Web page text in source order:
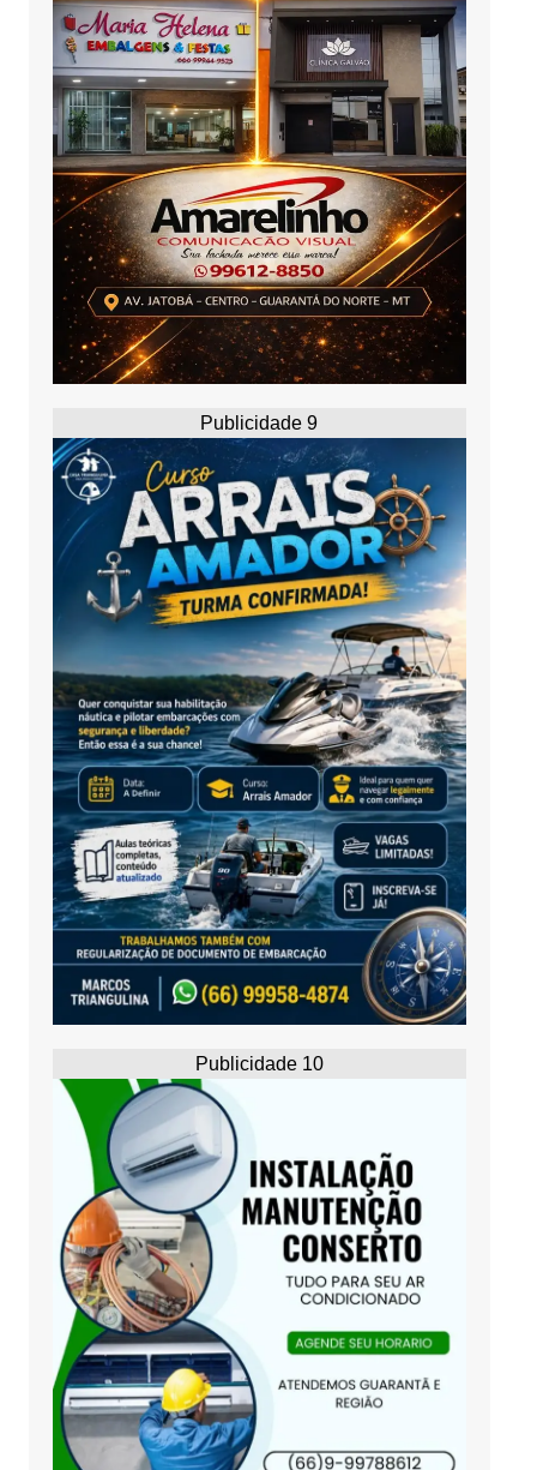
Publicidade 9
Publicidade 10